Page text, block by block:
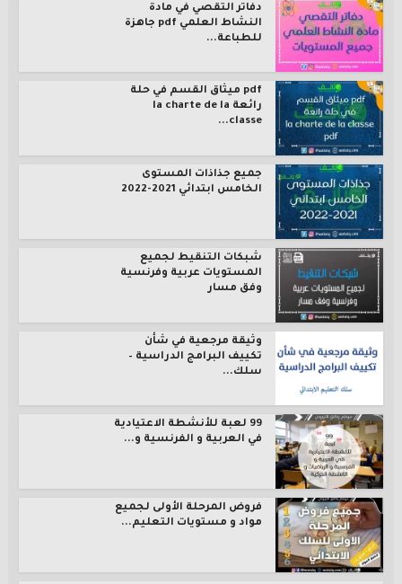
دفاتر التقصي في مادة
النشاط العلمي pdf جاهزة
للطباعة...
pdf ميثاق القسم في حلة
رائعة la charte de la
classe...
جميع جذاذات المستوى
الخامس ابتدائي 2021-2022
شبكات التنقيط لجميع
المستويات عربية وفرنسية
وفق مسار
وثيقة مرجعية في شأن
تكييف البرامج الدراسية –
سلك...
99 لعبة للأنشطة الاعتيادية
في العربية و الفرنسية و...
فروض المرحلة الأولى لجميع
مواد و مستويات التعليم...